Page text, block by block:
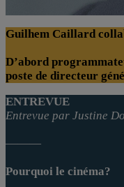
Guilhem Caillard
D’abord
poste de directeur
ENTREVUE
Entrevue par Justine
———
Pourquoi le cinéma?